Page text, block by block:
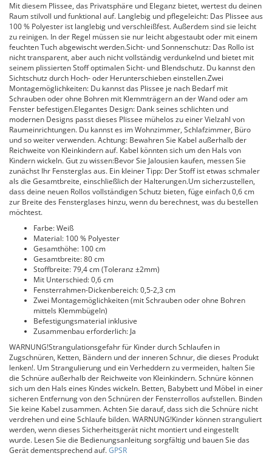
Mit diesem Plissee, das Privatsphäre und Eleganz bietet, wertest du deinen
Raum stilvoll und funktional auf. Langlebig und pflegeleicht: Das Plissee aus
100 % Polyester ist langlebig und verschleißfest. Außerdem sind sie leicht
zu reinigen. In der Regel müssen sie nur leicht abgestaubt oder mit einem
feuchten Tuch abgewischt werden.Sicht- und Sonnenschutz: Das Rollo ist
nicht transparent, aber auch nicht vollständig verdunkelnd und bietet mit
seinem plissierten Stoff optimalen Sicht- und Blendschutz. Du kannst den
Sichtschutz durch Hoch- oder Herunterschieben einstellen.Zwei
Montagemöglichkeiten: Du kannst das Plissee je nach Bedarf mit
Schrauben oder ohne Bohren mit Klemmträgern an der Wand oder am
Fenster befestigen.Elegantes Design: Dank seines schlichten und
modernen Designs passt dieses Plissee mühelos zu einer Vielzahl von
Raumeinrichtungen. Du kannst es im Wohnzimmer, Schlafzimmer, Büro
und so weiter verwenden. Achtung: Bewahren Sie Kabel außerhalb der
Reichweite von Kleinkindern auf. Kabel könnten sich um den Hals von
Kindern wickeln. Gut zu wissen:Bevor Sie Jalousien kaufen, messen Sie
zunächst Ihr Fensterglas aus. Ein kleiner Tipp: Der Stoff ist etwas schmaler
als die Gesamtbreite, einschließlich der Halterungen.Um sicherzustellen,
dass deine neuen Rollos vollständigen Schutz bieten, füge einfach 0,6 cm
zur Breite des Fensterglases hinzu, wenn du berechnest, was du bestellen
möchtest.
Farbe: Weiß
Material: 100 % Polyester
Gesamthöhe: 100 cm
Gesamtbreite: 80 cm
Stoffbreite: 79,4 cm (Toleranz ±2mm)
Mit Unterschied: 0,6 cm
Fensterrahmen-Dickenbereich: 0,5-2,3 cm
Zwei Montagemöglichkeiten (mit Schrauben oder ohne Bohren
mittels Klemmbügeln)
Befestigungsmaterial inklusive
Zusammenbau erforderlich: Ja
WARNUNG!Strangulationsgefahr für Kinder durch Schlaufen in
Zugschnüren, Ketten, Bändern und der inneren Schnur, die dieses Produkt
lenken!. Um Strangulierung und ein Verheddern zu vermeiden, halten Sie
die Schnüre außerhalb der Reichweite von Kleinkindern. Schnüre können
sich um den Hals eines Kindes wickeln. Betten, Babybett und Möbel in einer
sicheren Entfernung von den Schnüren der Fensterrollos aufstellen. Binden
Sie keine Kabel zusammen. Achten Sie darauf, dass sich die Schnüre nicht
verdrehen und eine Schlaufe bilden. WARNUNG!Kinder können stranguliert
werden, wenn dieses Sicherheitsgerät nicht montiert und eingestellt
wurde. Lesen Sie die Bedienungsanleitung sorgfältig und bauen Sie das
Gerät dementsprechend auf.GPSR